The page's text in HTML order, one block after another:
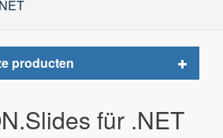
producten
Toggle
für .NET